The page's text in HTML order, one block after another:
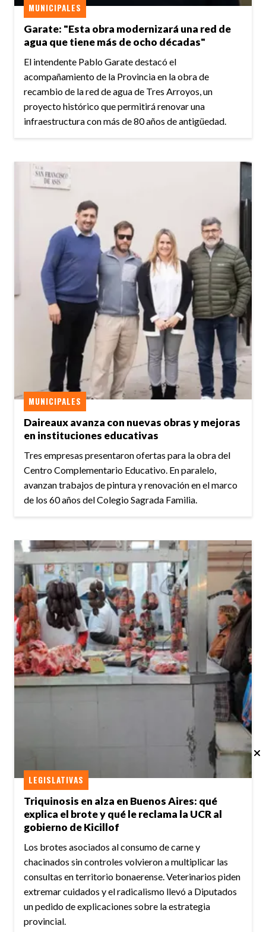
Garate: "Esta obra modernizará una red de
agua que tiene más de ocho décadas"
MUNICIPALES
El intendente Pablo Garate destacó el
acompañamiento de la Provincia en la obra de
recambio de la red de agua de Tres Arroyos, un
proyecto histórico que permitirá renovar una
infraestructura con más de 80 años de antigüedad.
Daireaux avanza con nuevas obras y mejoras
en instituciones educativas
MUNICIPALES
Tres empresas presentaron ofertas para la obra del
Centro Complementario Educativo. En paralelo,
avanzan trabajos de pintura y renovación en el marco
de los 60 años del Colegio Sagrada Familia.
Triquinosis en alza en Buenos Aires: qué
explica el brote y qué le reclama la UCR al
gobierno de Kicillof
LEGISLATIVAS
Los brotes asociados al consumo de carne y
chacinados sin controles volvieron a multiplicar las
consultas en territorio bonaerense. Veterinarios piden
extremar cuidados y el radicalismo llevó a Diputados
un pedido de explicaciones sobre la estrategia
provincial.